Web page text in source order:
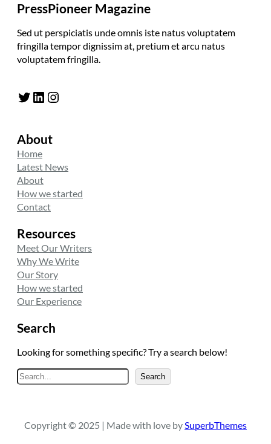
PressPioneer Magazine
Sed ut perspiciatis unde omnis iste natus voluptatem
fringilla tempor dignissim at, pretium et arcu natus
voluptatem fringilla.
Twitter LinkedIn Instagram
About
Home
Latest News
About
How we started
Contact
Resources
Meet Our Writers
Why We Write
Our Story
How we started
Our Experience
Search
Looking for something specific? Try a search below!
A
r
Search
Copyright © 2025 | Made with love by SuperbThemes